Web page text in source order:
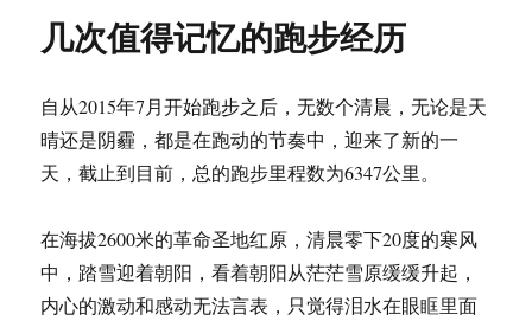
万
公
之
后
几次值得记忆的跑步经历
自从2015年7月开始跑步之后，无数个清晨，无论是天
晴还是阴霾，都是在跑动的节奏中，迎来了新的一
天，截止到目前，总的跑步里程数为6347公里。
在海拔2600米的革命圣地红原，清晨零下20度的寒风
中，踏雪迎着朝阳，看着朝阳从茫茫雪原缓缓升起，
内心的激动和感动无法言表，只觉得泪水在眼眶里面